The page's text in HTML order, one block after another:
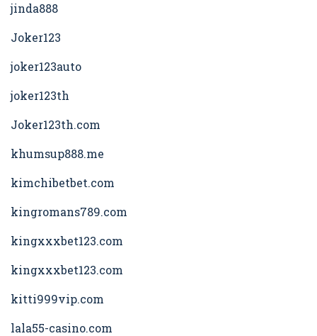
jinda888
Joker123
joker123auto
joker123th
Joker123th.com
khumsup888.me
kimchibetbet.com
kingromans789.com
kingxxxbet123.com
kingxxxbet123.com
kitti999vip.com
lala55-casino.com